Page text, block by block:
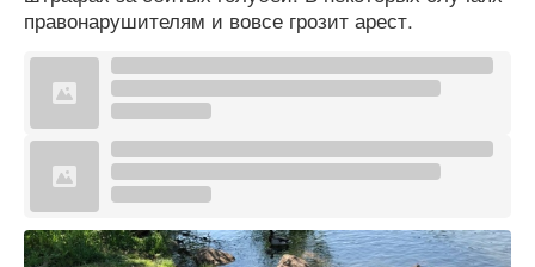
правонарушителям и вовсе грозит арест.